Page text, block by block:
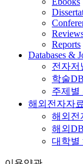
Reports
Databases &
전자저
학술
주제별
해외전자자
해외전
해외
대학별